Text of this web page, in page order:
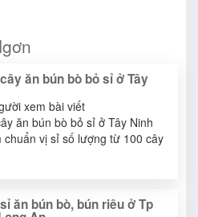
ăn bún bò bỏ sỉ ở Tây
xem bài viết
ăn bún bò bỏ sỉ ở Tây Ninh
chuẩn vị sỉ số lượng từ 100 cây
ăn bún bò, bún riêu ở Tp